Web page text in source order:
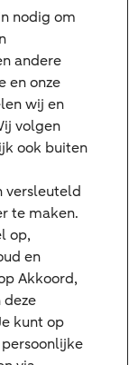
nodig om
andere
en onze
wij en
volgen
ook buiten
versleuteld
te maken.
op,
en
Akkoord,
kunt op